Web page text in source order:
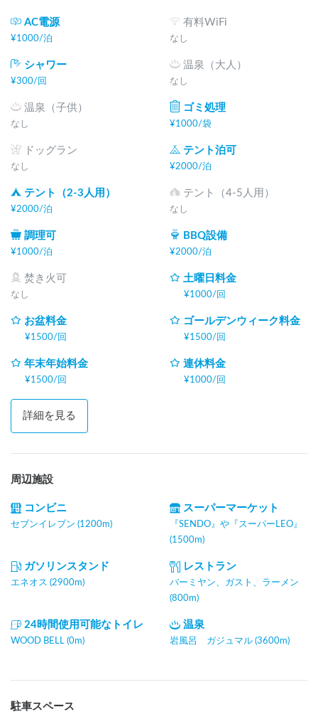
AC電源
¥1000/泊
有料WiFi
なし
シャワー
¥300/回
温泉（大人）
なし
温泉（子供）
なし
ゴミ処理
¥1000/袋
ドッグラン
なし
テント泊可
¥2000/泊
テント（2-3人用）
¥2000/泊
テント（4-5人用）
なし
調理可
¥1000/泊
BBQ設備
¥2000/泊
焚き火可
なし
土曜日料金
¥1000/回
お盆料金
¥1500/回
ゴールデンウィーク料金
¥1500/回
年末年始料金
¥1500/回
連休料金
¥1000/回
詳細を見る
周辺施設
コンビニ
セブンイレブン (1200m)
スーパーマーケット
『SENDO』や『スーパーLEO』
(1500m)
ガソリンスタンド
エネオス (2900m)
レストラン
バーミヤン、ガスト、ラーメン
(800m)
24時間使用可能なトイレ
WOOD BELL (0m)
温泉
岩風呂 ガジュマル (3600m)
駐車スペース